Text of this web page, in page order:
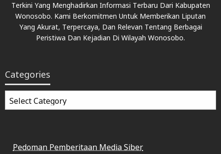
Terkini Yang Menghadirkan Informasi Terbaru Dari Kabupaten
Wonosobo. Kami Berkomitmen Untuk Memberikan Liputan
Yang Akurat, Terpercaya, Dan Relevan Tentang Berbagai
Peristiwa Dan Kejadian Di Wilayah Wonosobo.
Categories
Categories
Pedoman Pemberitaan Media Siber